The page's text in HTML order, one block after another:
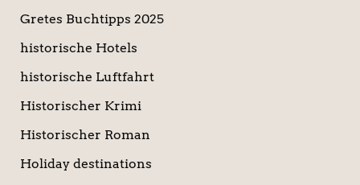
Gretes Buchtipps 2025
historische Hotels
historische Luftfahrt
Historischer Krimi
Historischer Roman
Holiday destinations